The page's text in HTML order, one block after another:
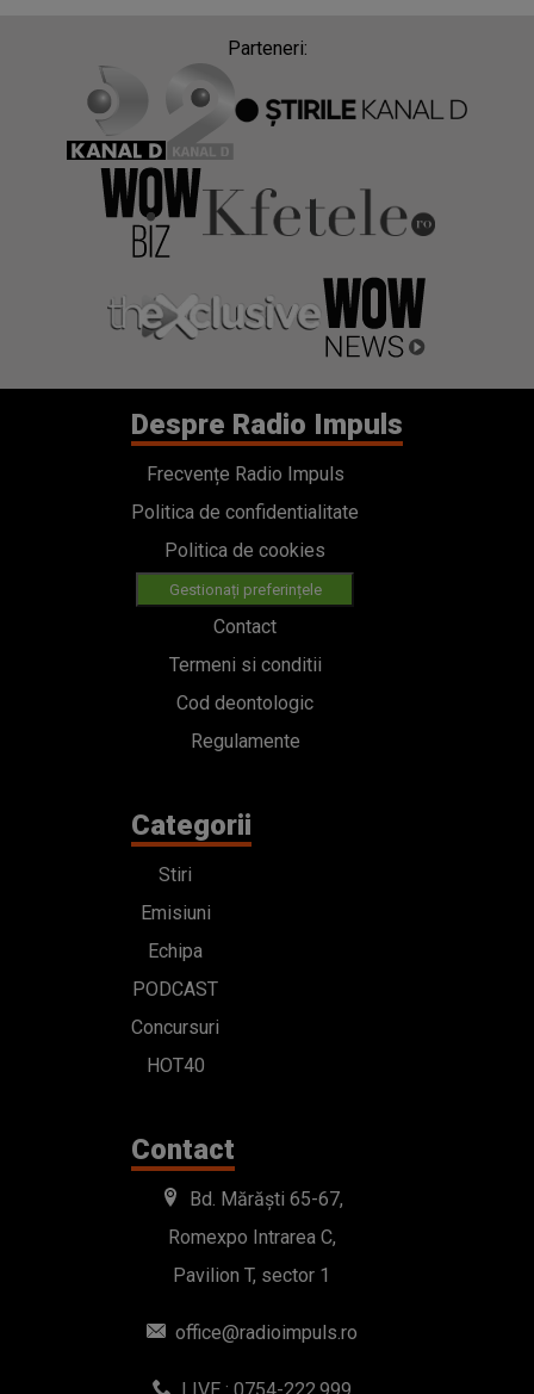
Parteneri:
Despre Radio Impuls
Frecvențe Radio Impuls
Politica de confidentialitate
Politica de cookies
Gestionați preferințele
Contact
Termeni si conditii
Cod deontologic
Regulamente
Categorii
Stiri
Emisiuni
Echipa
PODCAST
Concursuri
HOT40
Contact
Bd. Mărăști 65-67,
Romexpo Intrarea C,
Pavilion T, sector 1
office@radioimpuls.ro
LIVE : 0754-222.999